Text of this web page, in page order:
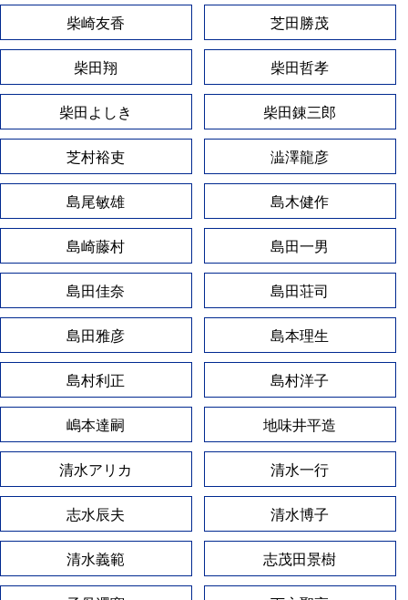
柴崎友香 芝田勝茂
柴田翔 柴田哲孝
柴田よしき 柴田錬三郎
芝村裕吏 澁澤龍彦
島尾敏雄 島木健作
島崎藤村 島田一男
島田佳奈 島田荘司
島田雅彦 島本理生
島村利正 島村洋子
嶋本達嗣 地味井平造
清水アリカ 清水一行
志水辰夫 清水博子
清水義範 志茂田景樹